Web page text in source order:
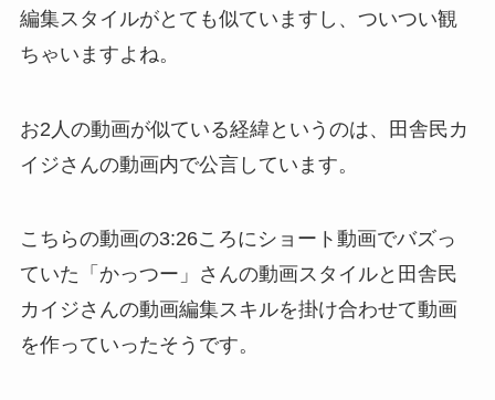
編集スタイルがとても似ていますし、ついつい観
ちゃいますよね。
お2人の動画が似ている経緯というのは、田舎民カ
イジさんの動画内で公言しています。
こちらの動画の3:26ころにショート動画でバズっ
ていた「かっつー」さんの動画スタイルと田舎民
カイジさんの動画編集スキルを掛け合わせて動画
を作っていったそうです。